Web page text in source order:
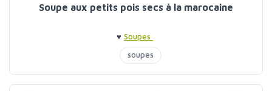
Soupe aux petits pois secs à la marocaine
♥ Soupes
soupes